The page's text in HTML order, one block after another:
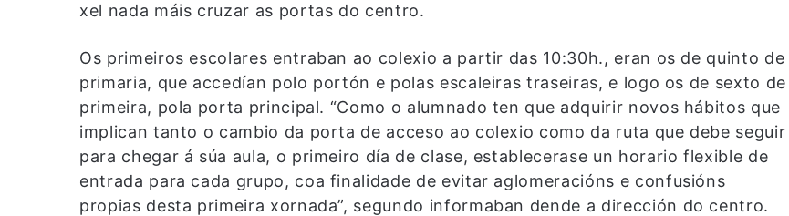
xel nada máis cruzar as portas do centro.
Os primeiros escolares entraban ao colexio a partir das 10:30h., eran os de quinto de
primaria, que accedían polo portón e polas escaleiras traseiras, e logo os de sexto de
primeira, pola porta principal. “Como o alumnado ten que adquirir novos hábitos que
implican tanto o cambio da porta de acceso ao colexio como da ruta que debe seguir
para chegar á súa aula, o primeiro día de clase, establecerase un horario flexible de
entrada para cada grupo, coa finalidade de evitar aglomeracións e confusións
propias desta primeira xornada”, segundo informaban dende a dirección do centro.